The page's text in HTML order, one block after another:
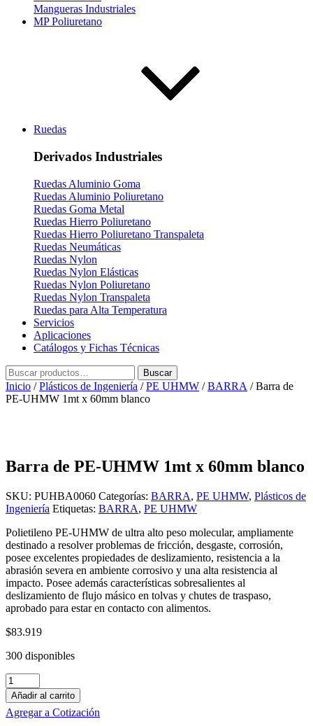
Mangueras Industriales
MP Poliuretano
Ruedas
Derivados Industriales
Ruedas Aluminio Goma
Ruedas Aluminio Poliuretano
Ruedas Goma Metal
Ruedas Hierro Poliuretano
Ruedas Hierro Poliuretano Transpaleta
Ruedas Neumáticas
Ruedas Nylon
Ruedas Nylon Elásticas
Ruedas Nylon Poliuretano
Ruedas Nylon Transpaleta
Ruedas para Alta Temperatura
Servicios
Aplicaciones
Catálogos y Fichas Técnicas
Buscar
por:
Buscar
Inicio /Plásticos de Ingeniería /PE UHMW /BARRA / Barra de
PE-UHMW 1mt x 60mm blanco
Barra de PE-UHMW 1mt x 60mm blanco
SKU: PUHBA0060 Categorías: BARRA, PE UHMW, Plásticos de
Ingeniería Etiquetas: BARRA, PE UHMW
Polietileno PE-UHMW de ultra alto peso molecular, ampliamente
destinado a resolver problemas de fricción, desgaste, corrosión,
posee excelentes propiedades de deslizamiento, resistencia a la
abrasión severa en ambiente corrosivo y una alta resistencia al
impacto. Posee además características sobresalientes al
deslizamiento de flujo másico en tolvas y chutes de traspaso,
aprobado para estar en contacto con alimentos.
$83.919
300 disponibles
Barra
de
PE-
UHMW
Añadir al carrito
Agregar a Cotización